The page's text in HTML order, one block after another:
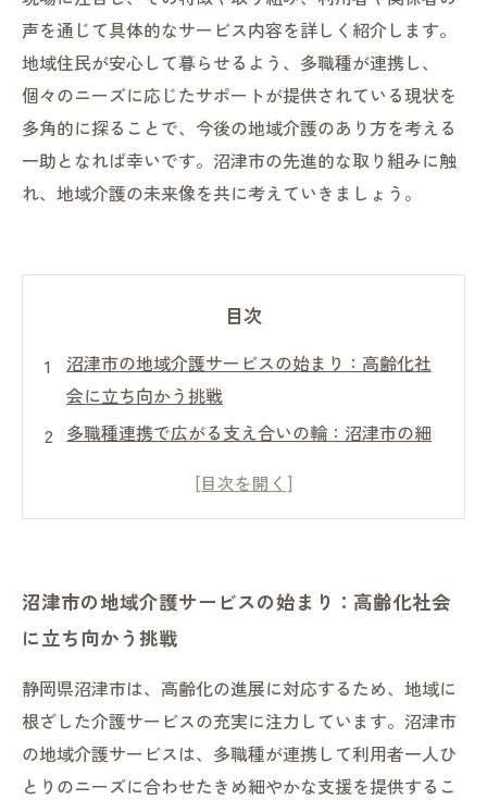
声を通じて具体的なサービス内容を詳しく紹介します。
地域住民が安心して暮らせるよう、多職種が連携し、
個々のニーズに応じたサポートが提供されている現状を
多角的に探ることで、今後の地域介護のあり方を考える
一助となれば幸いです。沼津市の先進的な取り組みに触
れ、地域介護の未来像を共に考えていきましょう。
目次
沼津市の地域介護サービスの始まり：高齢化社
会に立ち向かう挑戦
多職種連携で広がる支え合いの輪：沼津市の細
利用者の声が光る現場：沼津市で実感する安心
介護サービスの進化
地域と共に築く安心の暮らし：沼津市が示す新
沼津市で学ぶ介護の現場の魅力と課題
これからの介護を考える：沼津市の先進的地域
サービスに迫る
沼津市の地域介護サービスの始まり：高齢化社会
に立ち向かう挑戦
静岡県沼津市は、高齢化の進展に対応するため、地域に
根ざした介護サービスの充実に注力しています。沼津市
の地域介護サービスは、多職種が連携して利用者一人ひ
とりのニーズに合わせたきめ細やかな支援を提供するこ